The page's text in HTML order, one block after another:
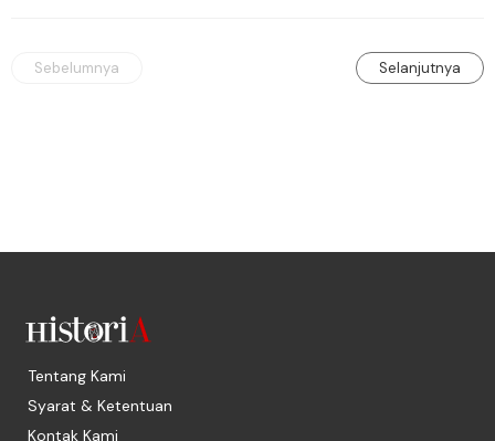
Sebelumnya Selanjutnya
Tentang Kami
Syarat & Ketentuan
Kontak Kami